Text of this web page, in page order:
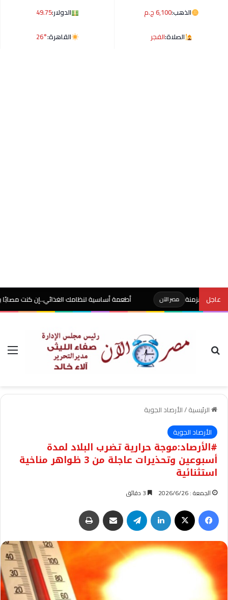
الذهب:6,100 ج.م الدولار:49.75
الصلاة:الفجر القاهرة:26°
عاجل مصر الآن أطعمة أساسية لنظامك الغذائي..إن كنت مصابًا بالأنيميا
بحث عن
الرئيسية/الأرصاد الجوية
الأرصاد الجوية
#الأرصاد:موجة حرارية تضرب البلاد لمدة
أسبوعين وتحذيرات عاجلة من 3 ظواهر مناخية
استثنائية
الجمعة : 2026/6/26
فيسبوك لينكدإن تيلقرام مشاركة عبر البريد